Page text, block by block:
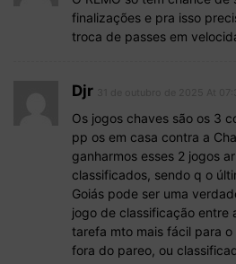
finalizações e pra isso
troca de passes em
Djr
Os jogos chaves são os 3
pp os em casa contra a
ganharmos esses 2 jogos
classificados, sendo q o
Goiás pode ser uma
jogo de classificação entre
tarefa mto mais fácil para o
fora do pareo, ou